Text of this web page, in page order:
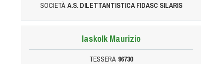
SOCIETÀ A.S. DILETTANTISTICA FIDASC SILARIS
Iaskolk Maurizio
TESSERA 96730